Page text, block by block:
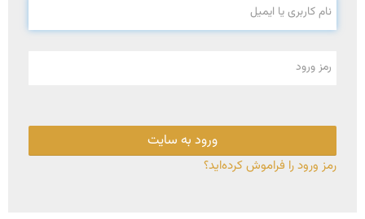
کتابخانه
سوالات و پاسخ های متداول
حمایت مالی و اسپانسری
ورود به سایت
رمز ورود را فراموش کرده‌اید؟